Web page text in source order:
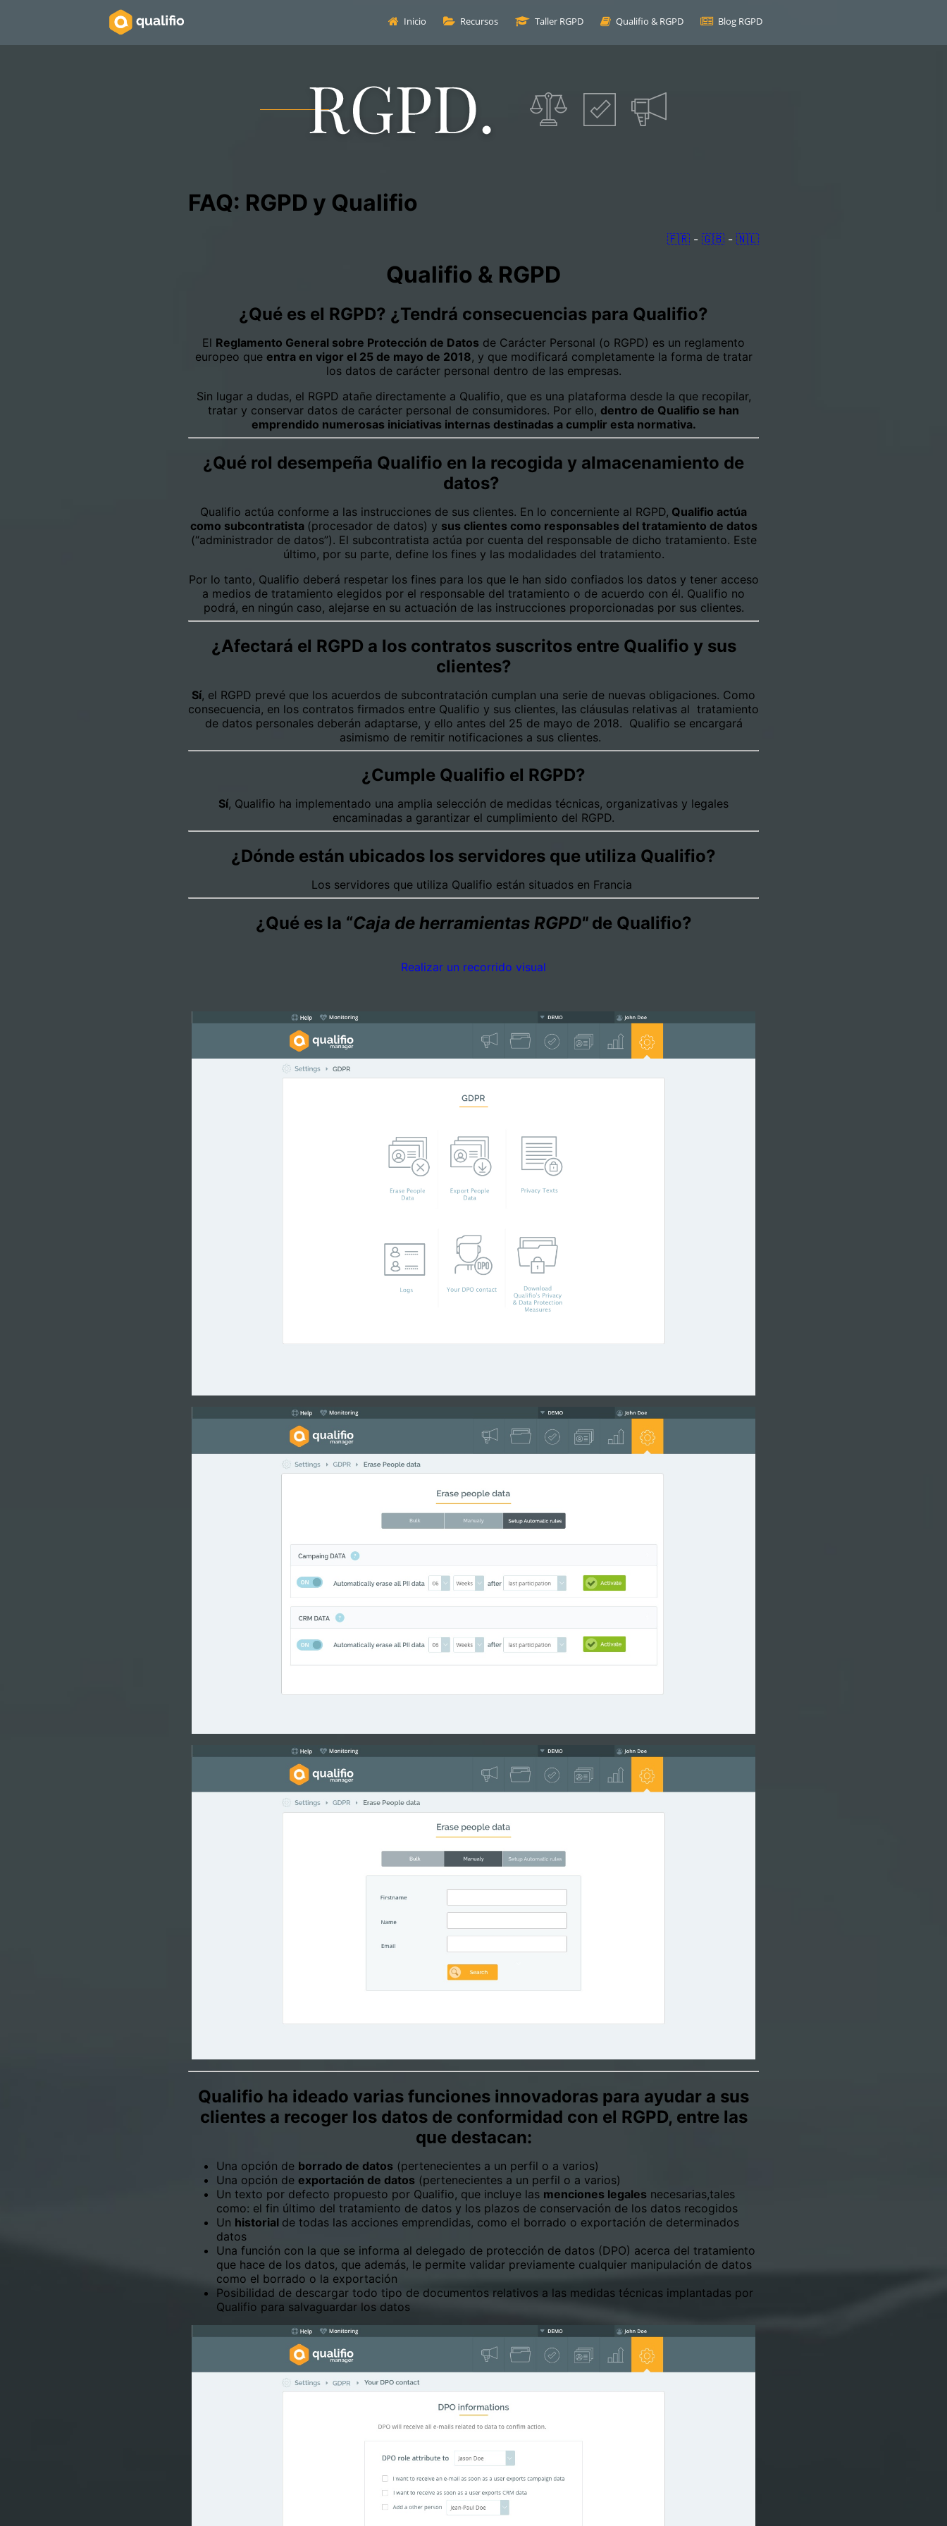
Inicio Recursos Taller RGPD Qualifio & RGPD Blog RGPD